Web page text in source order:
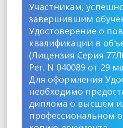
Участникам,
завершившим
Удостоверение о
квалификации в
(Лицензия Серия
Рег. N 040089 от 29
Для оформления
необходимо
диплома о высшем
профессиональном